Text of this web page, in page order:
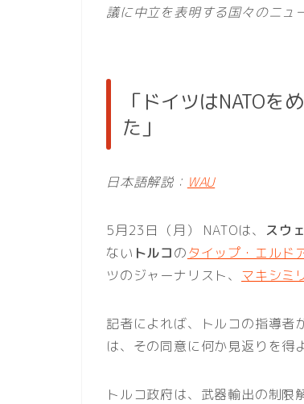
議に中立を表明する国々のニュ
「ドイツはNATO
た」
日本語解説： WAU
5月23日（月） NATOは、 スウ
ない トルコのタイップ・エルド
ツのジャーナリスト、 マキシミ
記者によれば、トルコの指導者
は、その同意に何か見返りを得
トルコ政府は、武器輸出の制限